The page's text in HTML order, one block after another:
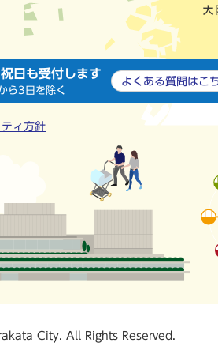
日も受付します
ら3日を除く
よくある質問は こ
ィ方針
City. All Rights Reserved.